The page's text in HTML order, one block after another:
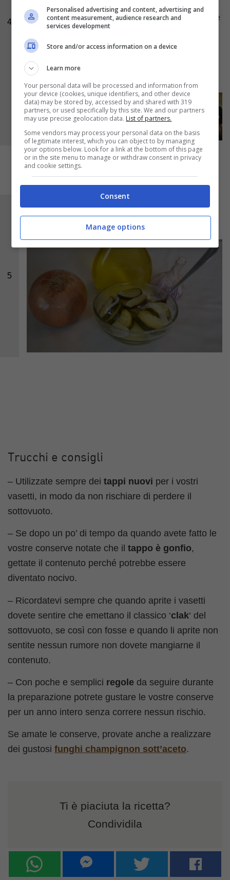
4
avvolgeteli in un panno da cucina e fateli bollire
30 minuti. Trascorso il tempo lasciateli
raffreddare così come sono nella pentola,
quando li tirerete fuori vedrete che avranno
formato il sottovuoto.
5
Dopo tutto il vostro lavoro finalmente potrete
gustarvi le vostrezucchine sott’aceto
Trucchi e consigli
– Utilizzate sempre dei tappi nuovi per i vostri
vasetti, in modo da non rischiare di perdere il
sottovuoto.
– Se dopo un po’ di tempo da quando avete fatto le
vostre conserve notate che il tappo è gonfio,
gettate il contenuto perché potrebbe essere
diventato nocivo.
– Ricordatevi sempre che quando aprite i vasetti
dovete sentire che emettano il classico ‘clak‘ del
sottovuoto, se così con fosse e quando li aprite non
sentite nessun rumore non dovete mangiarne il
contenuto.
– Con poche e semplici regole da seguire durante
la preparazione potrete gustare le vostre conserve
per un anno intero senza correre nessun rischio.
Se amate le conserve, provate anche a realizzare
dei gustosi funghi champignon sott’aceto.
Ti è piaciuta la ricetta?
Condividila
Personalised advertising and content, advertising and
content measurement, audience research and
services development
Store and/or access information on a device
Learn more
Your personal data will be processed and information from
your device (cookies, unique identifiers, and other device
data) may be stored by, accessed by and shared with 319
partners, or used specifically by this site. We and our partners
may use precise geolocation data. List of partners.
Some vendors may process your personal data on the basis
of legitimate interest, which you can object to by managing
your options below. Look for a link at the bottom of this page
or in the site menu to manage or withdraw consent in privacy
and cookie settings.
Consent
Manage options